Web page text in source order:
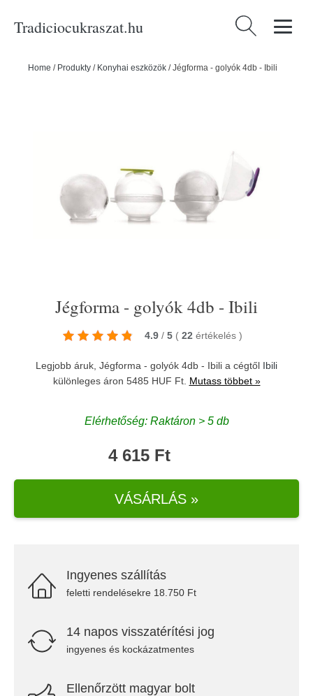
Tradiciocukraszat.hu Keresés:
Home / Produkty / Konyhai eszközök /Jégforma - golyók 4db - Ibili
Jégforma - golyók 4db - Ibili
4.9 / 5 ( 22 értékelés )
Legjobb áruk, Jégforma - golyók 4db - Ibili a cégtől Ibili
különleges áron 5485 HUF Ft. Mutass többet »
Elérhetőség: Raktáron > 5 db
4 615 Ft
VÁSÁRLÁS »
Ingyenes szállítás
feletti rendelésekre 18.750 Ft
14 napos visszatérítési jog
ingyenes és kockázatmentes
Ellenőrzött magyar bolt